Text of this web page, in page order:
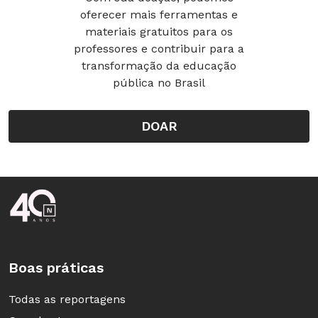
oferecer mais ferramentas e
materiais gratuitos para os
professores e contribuir para a
transformação da educação
pública no Brasil
DOAR
Rodapé da Nova Escola
Boas práticas
Todas as reportagens